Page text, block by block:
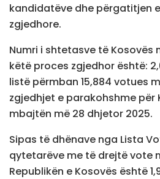
kandidatëve dhe përgatitjen
zgjedhore.
Numri i shtetasve të Kosovës
këtë proces zgjedhor është:
listë përmban 15,884 votues
zgjedhjet e parakohshme për
mbajtën më 28 dhjetor 2025.
Sipas të dhënave nga Lista
qytetarëve me të drejtë vote
Republikën e Kosovës është